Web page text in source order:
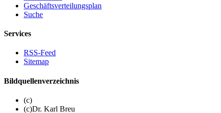
Geschäftsverteilungsplan
Suche
Services
RSS-Feed
Sitemap
Bildquellenverzeichnis
(c)
(c)Dr. Karl Breu